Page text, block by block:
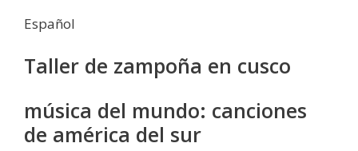
Español
Taller de zampoña en cusco
música del mundo: canciones
de américa del sur